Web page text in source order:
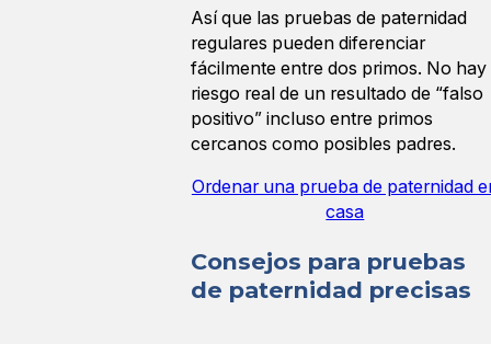
Así que las pruebas de paternidad
regulares pueden diferenciar
fácilmente entre dos primos. No hay
riesgo real de un resultado de “falso
positivo” incluso entre primos
cercanos como posibles padres.
Ordenar una prueba de paternidad
casa
Consejos para pruebas
de paternidad precisas